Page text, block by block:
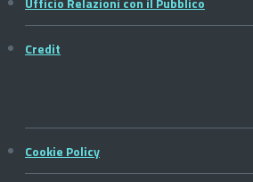
Credit
Cookie Policy